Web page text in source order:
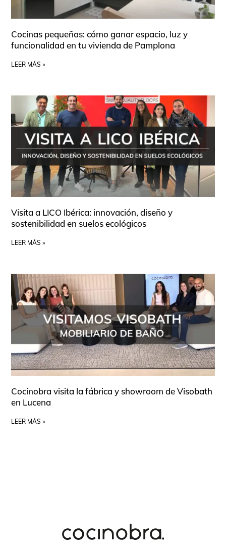
Cocinas pequeñas: cómo ganar espacio, luz y
funcionalidad en tu vivienda de Pamplona
LEER MÁS »
Visita a LICO Ibérica: innovación, diseño y
sostenibilidad en suelos ecológicos
LEER MÁS »
Cocinobra visita la fábrica y showroom de Visobath
en Lucena
LEER MÁS »